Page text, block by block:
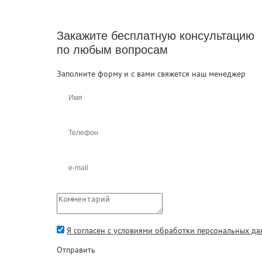
Закажите бесплатную консультацию
по любым вопросам
Заполните форму и с вами свяжется наш менеджер
Я согласен с условиями обработки персональных
Отправить